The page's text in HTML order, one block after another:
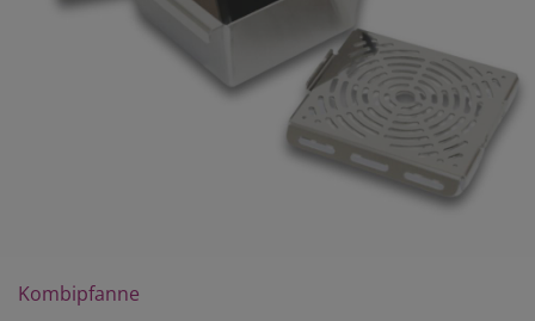
Kombipfanne